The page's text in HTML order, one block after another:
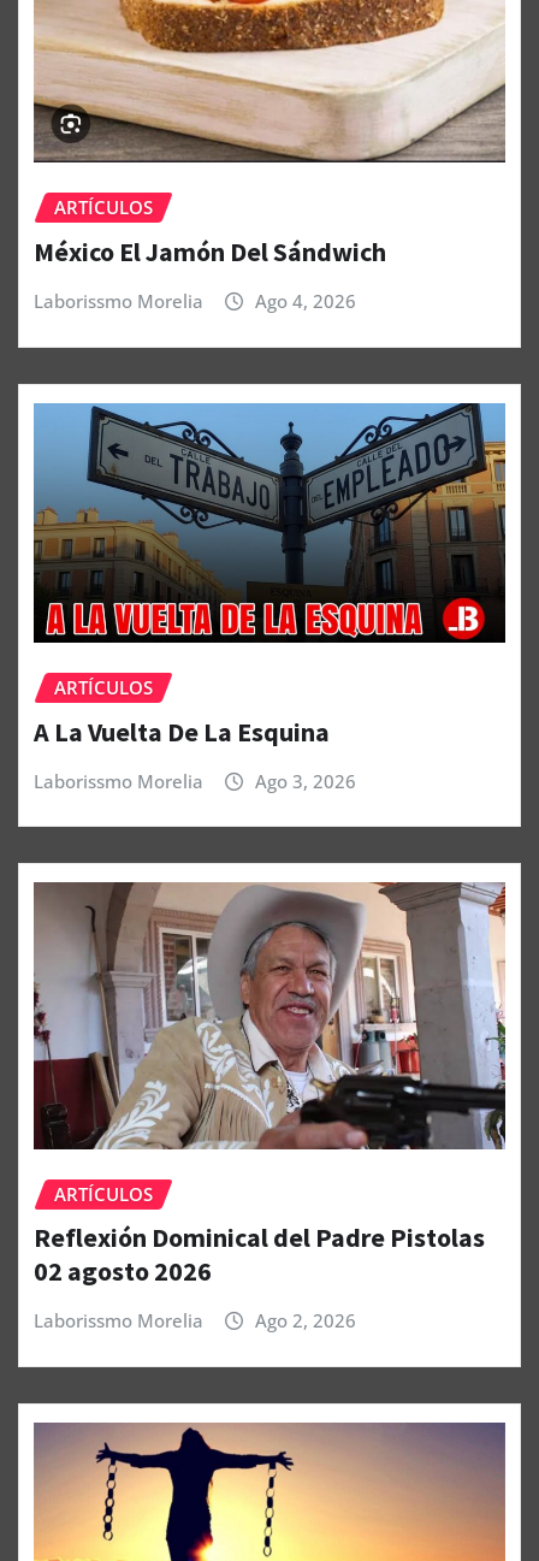
ARTÍCULOS
México El Jamón Del Sándwich
Laborissmo Morelia Ago 4, 2026
ARTÍCULOS
A La Vuelta De La Esquina
Laborissmo Morelia Ago 3, 2026
ARTÍCULOS
Reflexión Dominical del Padre Pistolas
02 agosto 2026
Laborissmo Morelia Ago 2, 2026